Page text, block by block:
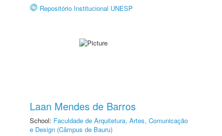
Repositório Institucional UNESP
Laan Mendes de Barros
School: Faculdade de Arquitetura, Artes, Comunicação
e Design (Câmpus de Bauru)